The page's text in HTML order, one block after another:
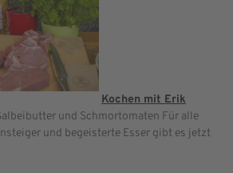
Kochen mit Erik
und Schmortomaten Für alle
und begeisterte Esser gibt es jetzt